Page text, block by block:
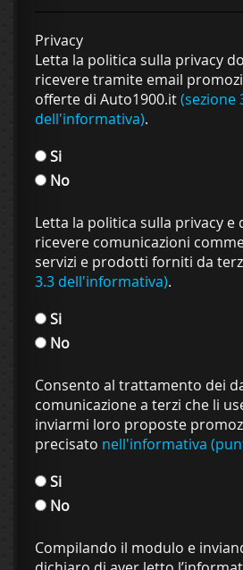
Privacy
Letta la politica sulla privacy
ricevere tramite email
offerte di Auto1900.it(sezione
dell'informativa).
Si
No
Letta la politica sulla privacy e
ricevere comunicazioni
servizi e prodotti forniti da
3.3 dell'informativa).
Si
No
Consento al trattamento dei
comunicazione a terzi che li
inviarmi loro proposte
precisato nell'informativa
Si
No
Compilando il modulo e